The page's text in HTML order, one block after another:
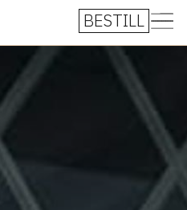
BESTILL